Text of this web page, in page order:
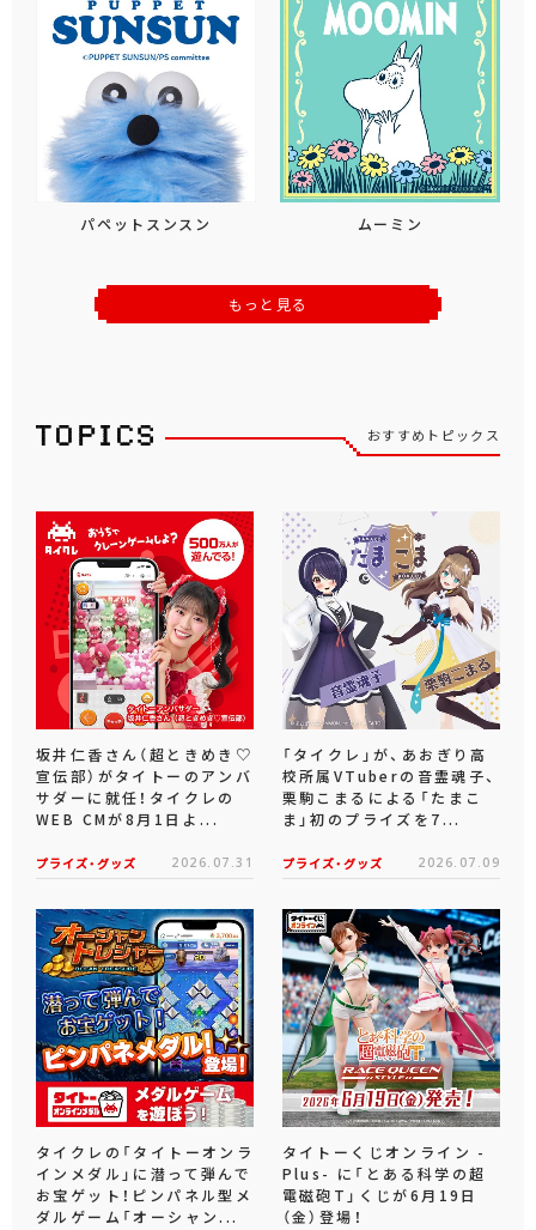
パペットスンスン ムーミン
もっと見る
おすすめトピックス
坂井仁香さん（超ときめき♡
宣伝部）がタイトーのアンバ
サダーに就任！タイクレの
WEB CMが8月1日よ...
プライズ・グッズ 2026.07.31
「タイクレ」が、あおぎり高
校所属VTuberの音霊魂子、
栗駒こまるによる「たまこ
ま」初のプライズを7...
プライズ・グッズ 2026.07.09
タイクレの「タイトーオンラ
インメダル」に潜って弾んで
お宝ゲット！ピンパネル型メ
ダルゲーム「オーシャン...
タイトーくじオンライン -
Plus- に「とある科学の超
電磁砲T」くじが6月19日
（金）登場！